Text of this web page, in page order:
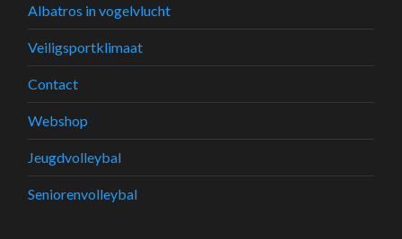
Albatros in vogelvlucht
Veiligsportklimaat
Contact
Webshop
Jeugdvolleybal
Seniorenvolleybal